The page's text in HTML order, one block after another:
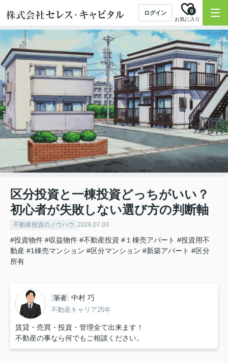
ログイン
お気に入り
0
区分投資と一棟投資どっちがいい？
初心者が失敗しない選び方の判断軸
不動産投資のノウハウ 2026.07.03
#投資物件 #収益物件 #不動産投資 #１棟売アパート #投資用不
動産 #1棟売マンション #区分マンション #新築アパート #区分
所有
筆者 中村 巧
不動産キャリア25年
賃貸・売買・投資・管理全て出来ます！
不動産の事なら何でもご相談ください。